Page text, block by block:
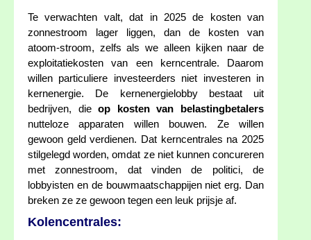
Te verwachten valt, dat in 2025 de kosten van
zonnestroom lager liggen, dan de kosten van
atoom-stroom, zelfs als we alleen kijken naar de
exploitatiekosten van een kerncentrale. Daarom
willen particuliere investeerders niet investeren in
kernenergie. De kernenergielobby bestaat uit
bedrijven, dieop kosten van belastingbetalers
nutteloze apparaten willen bouwen. Ze willen
gewoon geld verdienen. Dat kerncentrales na 2025
stilgelegd worden, omdat ze niet kunnen concureren
met zonnestroom, dat vinden de politici, de
lobbyisten en de bouwmaatschappijen niet erg. Dan
breken ze ze gewoon tegen een leuk prijsje af.
Kolencentrales: